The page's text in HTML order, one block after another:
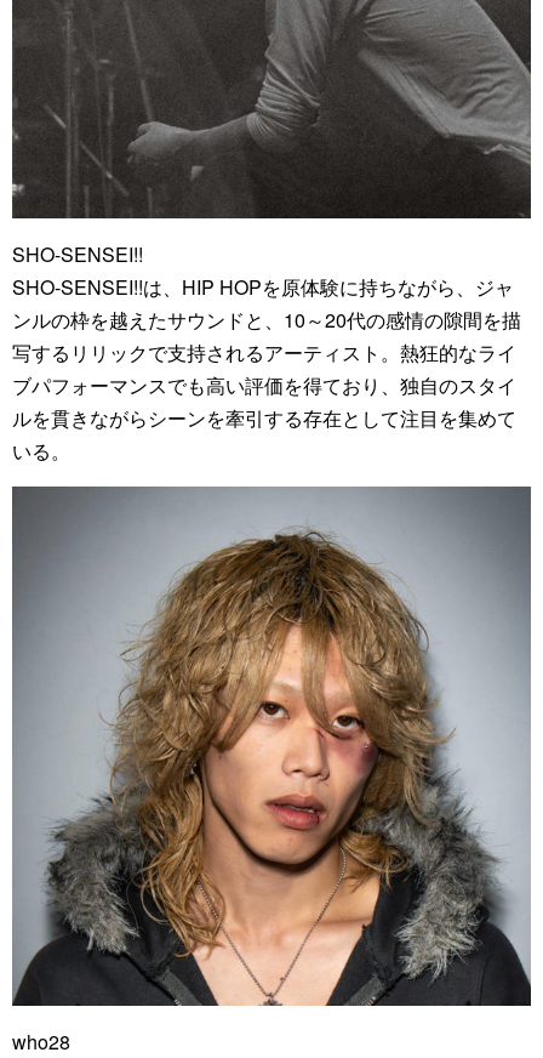
SHO-SENSEI!!
SHO-SENSEI!!は、HIP HOPを原体験に持ちながら、ジャ
ンルの枠を越えたサウンドと、10～20代の感情の隙間を描
写するリリックで支持されるアーティスト。熱狂的なライ
ブパフォーマンスでも高い評価を得ており、独自のスタイ
ルを貫きながらシーンを牽引する存在として注目を集めて
いる。
who28